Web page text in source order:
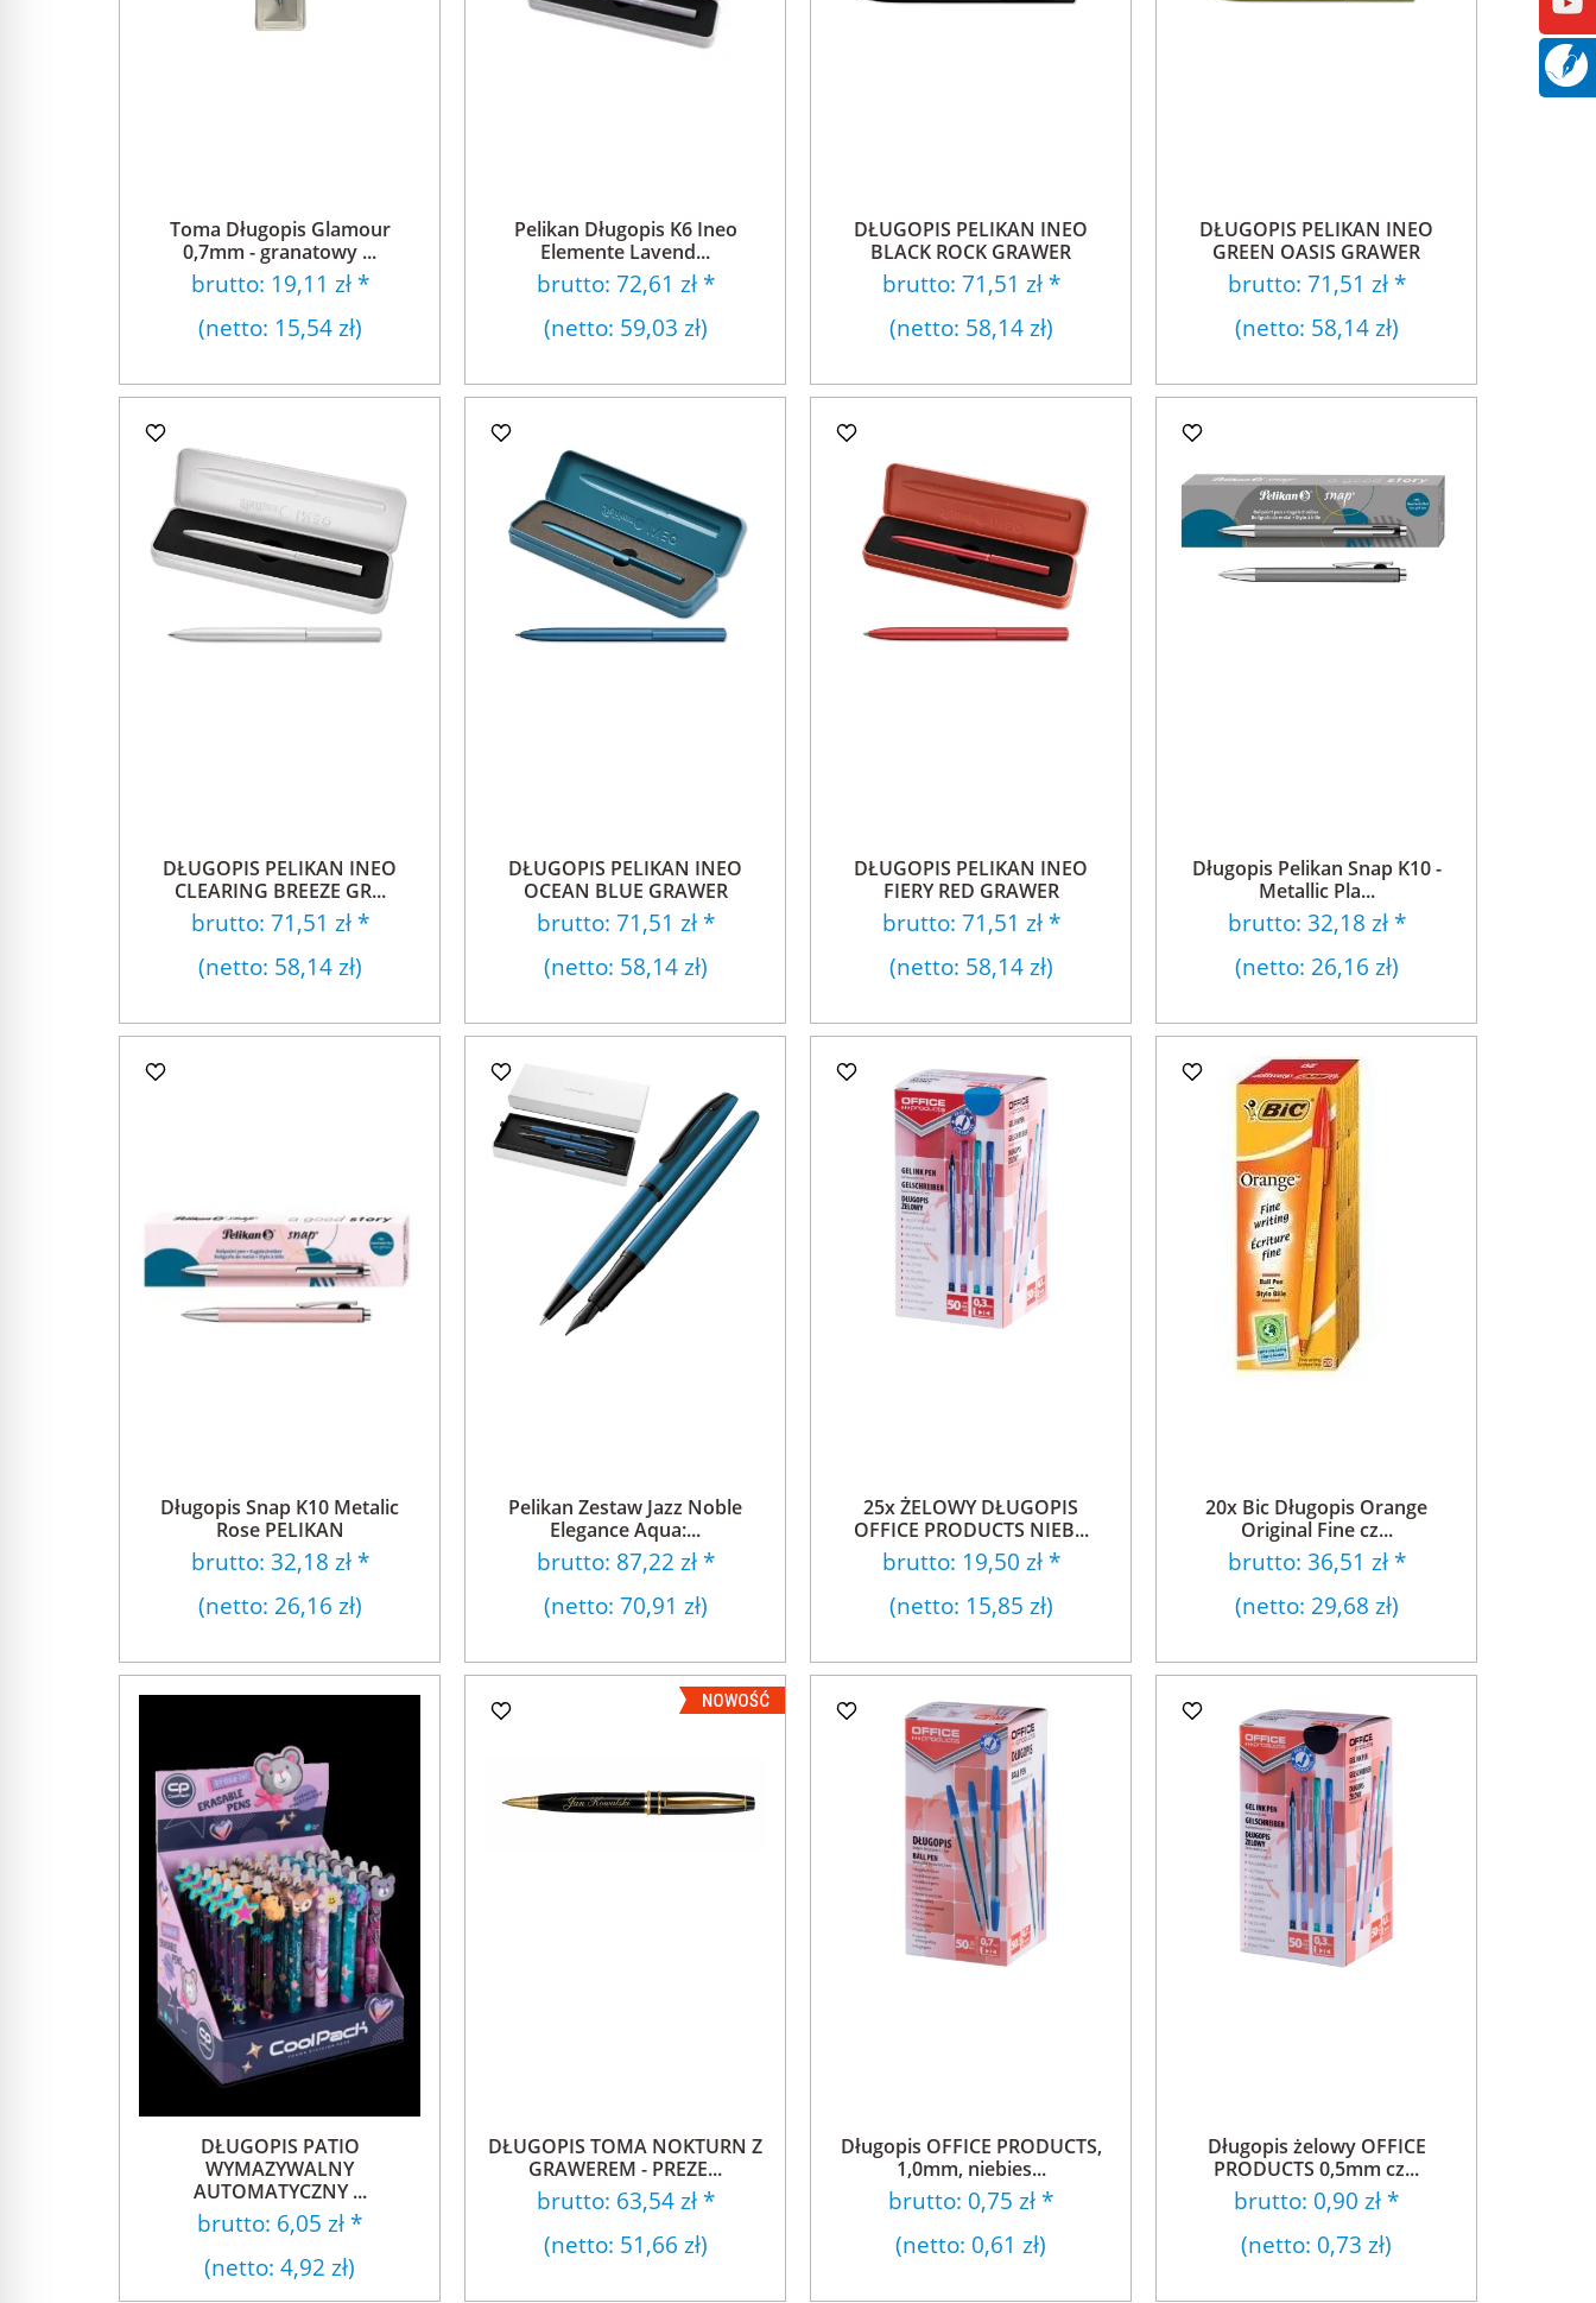
Toma Długopis Glamour
0,7mm - granatowy ...
brutto: 19,11 zł*
(netto: 15,54 zł)
Pelikan Długopis K6 Ineo
Elemente Lavend...
brutto: 72,61 zł*
(netto: 59,03 zł)
DŁUGOPIS PELIKAN INEO
BLACK ROCK GRAWER
brutto: 71,51 zł*
(netto: 58,14 zł)
DŁUGOPIS PELIKAN INEO
GREEN OASIS GRAWER
brutto: 71,51 zł*
(netto: 58,14 zł)
DŁUGOPIS PELIKAN INEO
CLEARING BREEZE GR...
brutto: 71,51 zł*
(netto: 58,14 zł)
DŁUGOPIS PELIKAN INEO
OCEAN BLUE GRAWER
brutto: 71,51 zł*
(netto: 58,14 zł)
DŁUGOPIS PELIKAN INEO
FIERY RED GRAWER
brutto: 71,51 zł*
(netto: 58,14 zł)
Długopis Pelikan Snap K10 -
Metallic Pla...
brutto: 32,18 zł*
(netto: 26,16 zł)
Długopis Snap K10 Metalic
Rose PELIKAN
brutto: 32,18 zł*
(netto: 26,16 zł)
Pelikan Zestaw Jazz Noble
Elegance Aqua:...
brutto: 87,22 zł*
(netto: 70,91 zł)
25x ŻELOWY DŁUGOPIS
OFFICE PRODUCTS NIEB...
brutto: 19,50 zł*
(netto: 15,85 zł)
20x Bic Długopis Orange
Original Fine cz...
brutto: 36,51 zł*
(netto: 29,68 zł)
DŁUGOPIS PATIO
WYMAZYWALNY
AUTOMATYCZNY ...
brutto: 6,05 zł *
(netto: 4,92 zł)
DŁUGOPIS TOMA NOKTURN Z
GRAWEREM - PREZE...
brutto: 63,54 zł*
(netto: 51,66 zł)
Długopis OFFICE PRODUCTS,
1,0mm, niebies...
brutto: 0,75 zł *
(netto: 0,61 zł)
Długopis żelowy OFFICE
PRODUCTS 0,5mm cz...
brutto: 0,90 zł *
(netto: 0,73 zł)